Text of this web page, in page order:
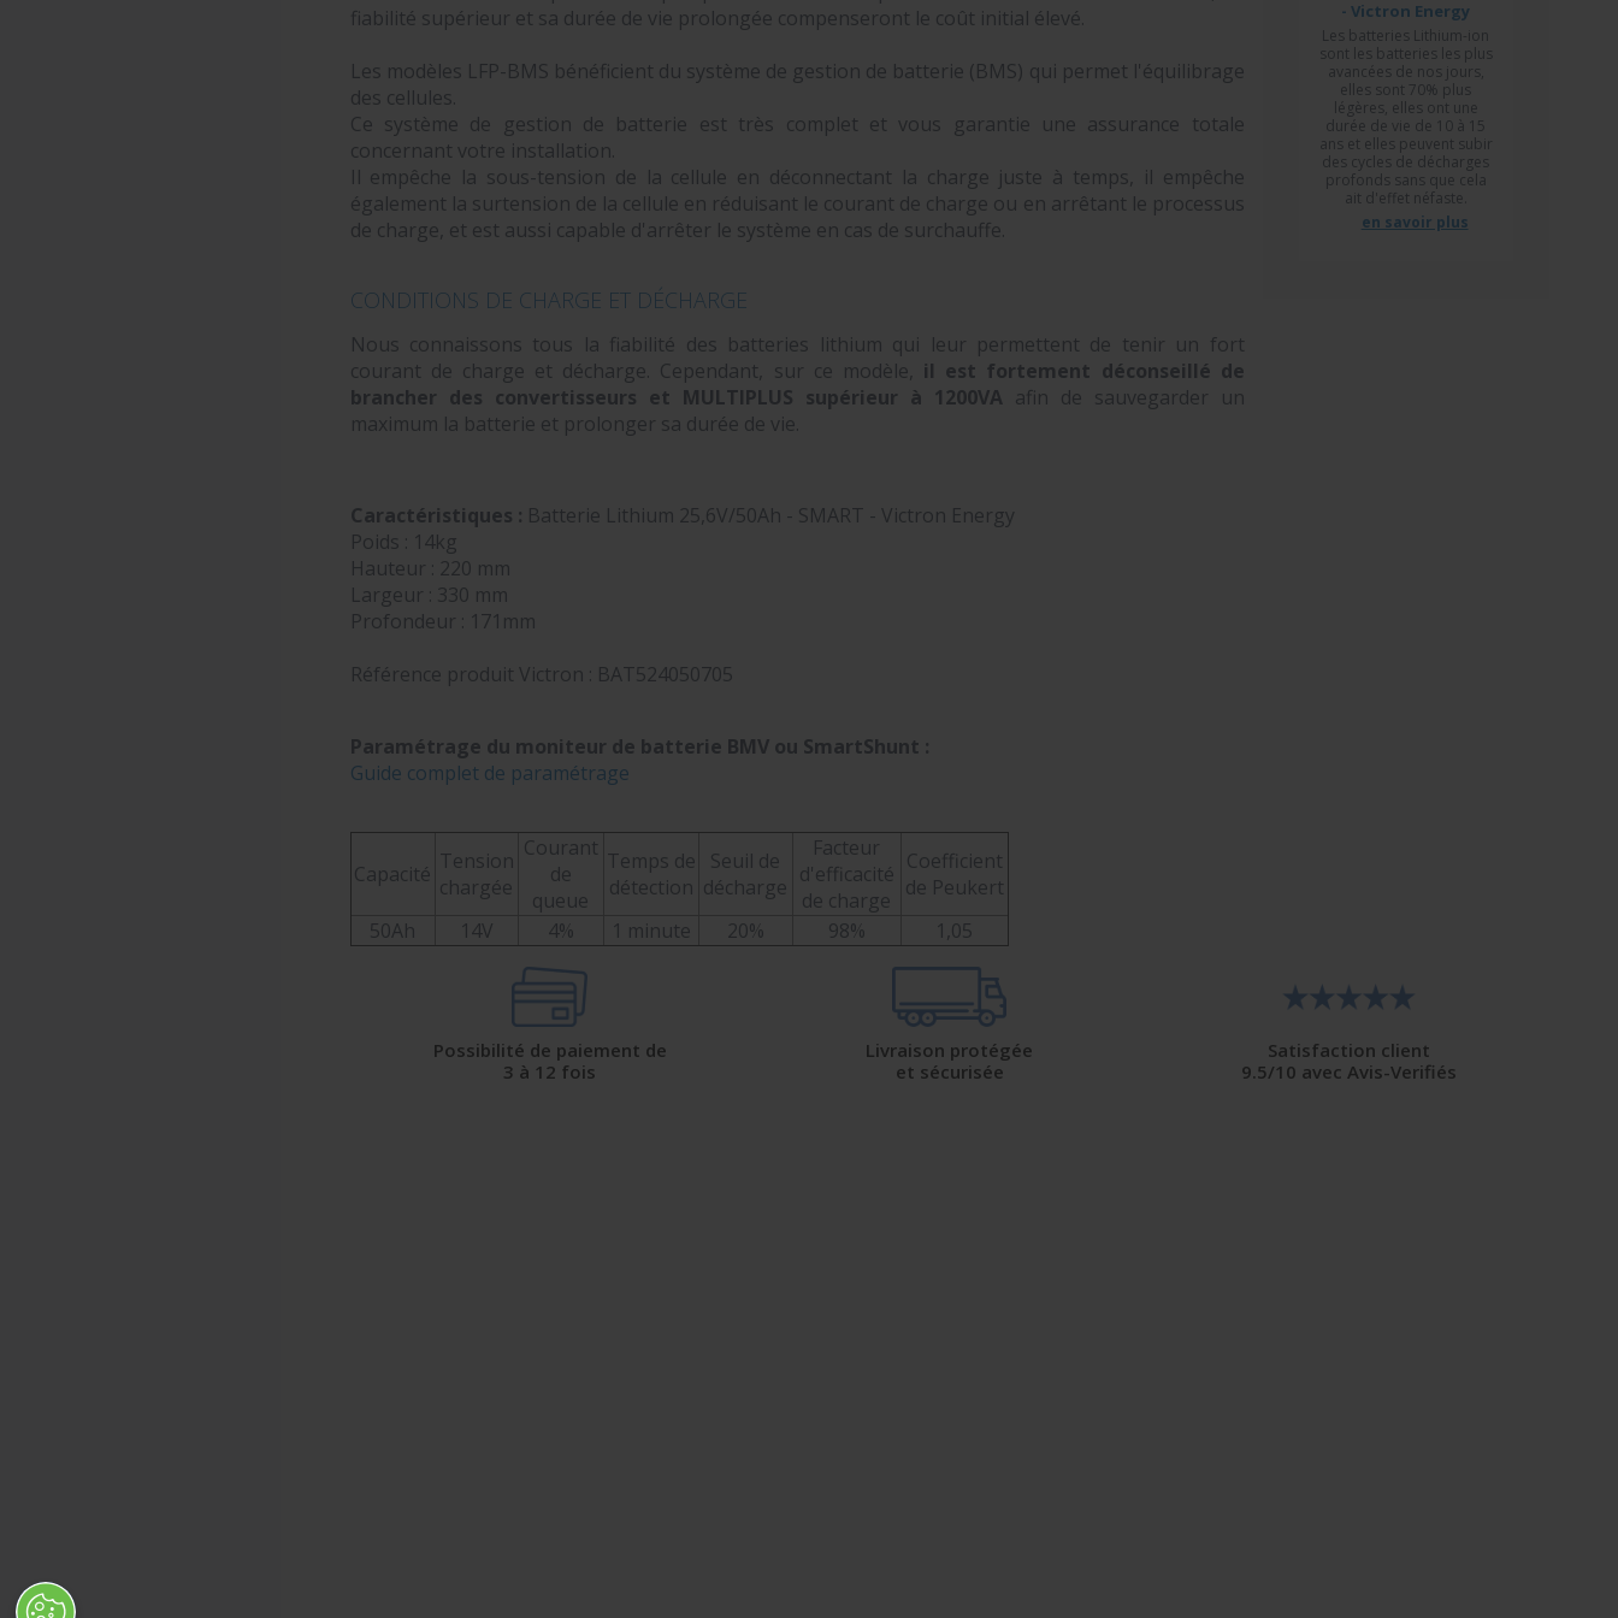
fiabilité supérieur et sa durée de vie prolongée compenseront le coût initial élevé.
Les modèles LFP-BMS bénéficient du système de gestion de batterie (BMS) qui permet l'équilibrage
des cellules.
Ce système de gestion de batterie est très complet et vous garantie une assurance totale
concernant votre installation.
Il empêche la sous-tension de la cellule en déconnectant la charge juste à temps, il empêche
également la surtension de la cellule en réduisant le courant de charge ou en arrêtant le processus
de charge, et est aussi capable d'arrêter le système en cas de surchauffe.
CONDITIONS DE CHARGE ET DÉCHARGE
Nous connaissons tous la fiabilité des batteries lithium qui leur permettent de tenir un fort
courant de charge et décharge. Cependant, sur ce modèle, il est fortement déconseillé de
brancher des convertisseurs et MULTIPLUS supérieur à 1200VA afin de sauvegarder un
maximum la batterie et prolonger sa durée de vie.
Caractéristiques : Batterie Lithium 25,6V/50Ah - SMART - Victron Energy
Poids : 14kg
Hauteur : 220 mm
Largeur : 330 mm
Profondeur : 171mm
Référence produit Victron : BAT524050705
Paramétrage du moniteur de batterie BMV ou SmartShunt :
Guide complet de paramétrage
Capacité Tension
chargée
Courant
de
queue
Temps de
détection
Seuil de
décharge
Facteur
d'efficacité
de charge
Coefficient
de Peukert
50Ah
14V 4% 1 minute 20% 98% 1,05
- Victron Energy
Les batteries Lithium-ion
sont les batteries les plus
avancées de nos jours,
elles sont 70% plus
légères, elles ont une
durée de vie de 10 à 15
ans et elles peuvent subir
des cycles de décharges
profonds sans que cela
ait d'effet néfaste.
en savoir plus
Possibilité de paiement de
3 à 12 fois
Livraison protégée
et sécurisée
Satisfaction client
9.5/10 avec Avis-Verifiés